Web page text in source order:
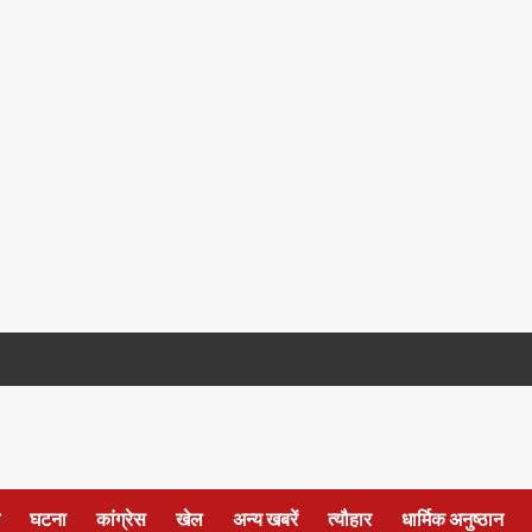
घटना कांग्रेस खेल अन्य खबरें त्यौहार धार्मिक अनुष्ठान